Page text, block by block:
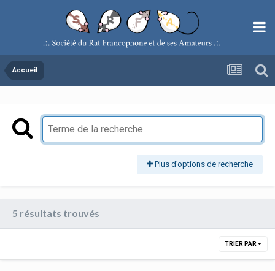
Accueil
Plus d’options de recherche
5 résultats trouvés
TRIER PAR